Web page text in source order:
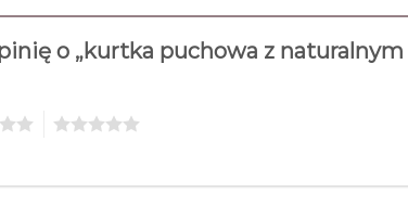
o „kurtka puchowa z